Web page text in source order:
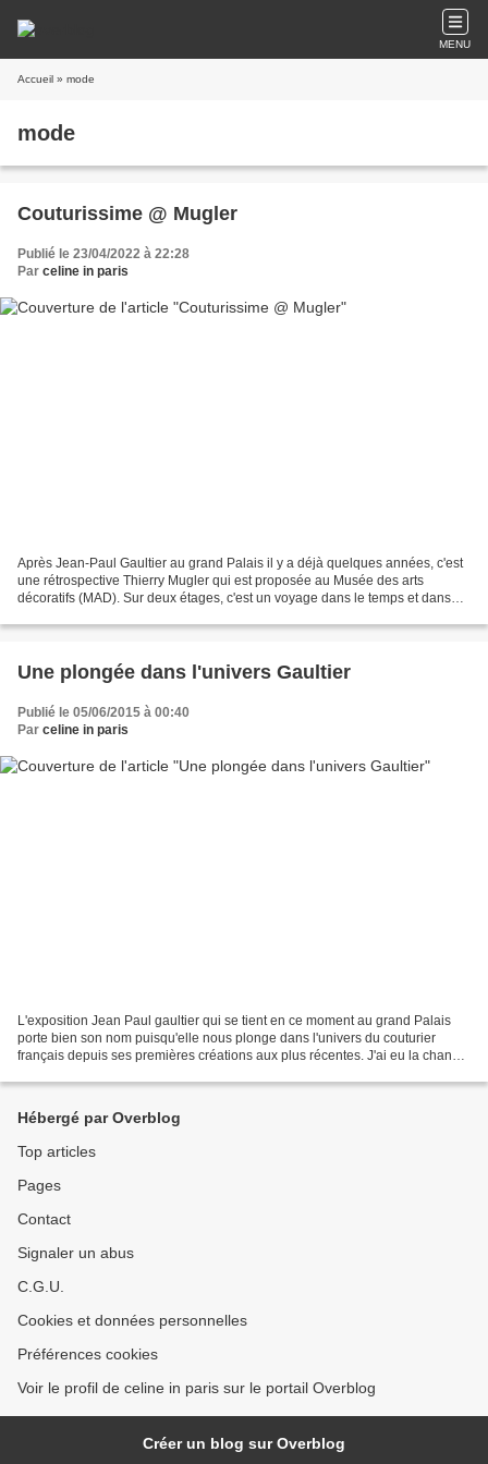
MENU
Accueil » mode
mode
Couturissime @ Mugler
Publié le 23/04/2022 à 22:28
Par celine in paris
Après Jean-Paul Gaultier au grand Palais il y a déjà quelques années, c'est
une rétrospective Thierry Mugler qui est proposée au Musée des arts
décoratifs (MAD). Sur deux étages, c'est un voyage dans le temps et dans
Une plongée dans l'univers Gaultier
Publié le 05/06/2015 à 00:40
Par celine in paris
L'exposition Jean Paul gaultier qui se tient en ce moment au grand Palais
porte bien son nom puisqu'elle nous plonge dans l'univers du couturier
français depuis ses premières créations aux plus récentes. J'ai eu la chance,
Hébergé par Overblog
Top articles
Pages
Contact
Signaler un abus
C.G.U.
Cookies et données personnelles
Préférences cookies
Voir le profil de celine in paris sur le portail Overblog
Créer un blog sur Overblog